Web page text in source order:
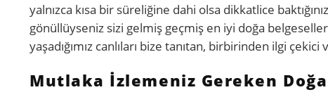
yalnızca kısa bir süreliğine dahi olsa dikkatlice
gönüllüyseniz sizi gelmiş geçmiş en iyi doğa
yaşadığımız canlıları bize tanıtan, birbirinden ilgi
Mutlaka İzlemeniz Gereken